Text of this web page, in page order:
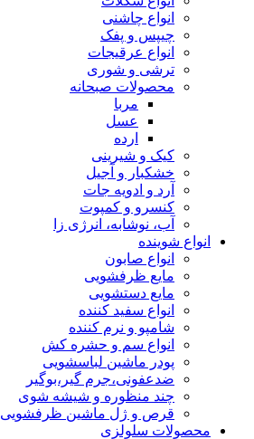
انواع چاشنی
چیپس و پفک
انواع عرقیجات
ترشی و شوری
محصولات صبحانه
مربا
عسل
ارده
کیک و شیرینی
خشکبار و آجیل
آرد و ادویه جات
کنسرو و کمپوت
آب، نوشابه، انرژی زا
انواع شوینده
انواع صابون
مایع ظرفشویی
مایع دستشویی
انواع سفید کننده
شامپو و نرم کننده
انواع سم و حشره کش
پودر ماشین لباسشویی
ضدعفونی،جرم گیر،بوگیر
چند منظوره و شیشه شوی
قرص و ژل ماشین ظرفشویی
محصولات سلولزی